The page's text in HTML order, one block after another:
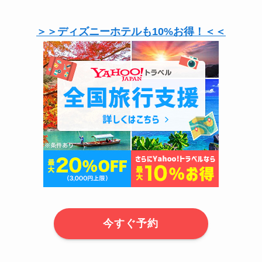
＞＞ディズニーホテルも10%お得！＜＜
今すぐ予約